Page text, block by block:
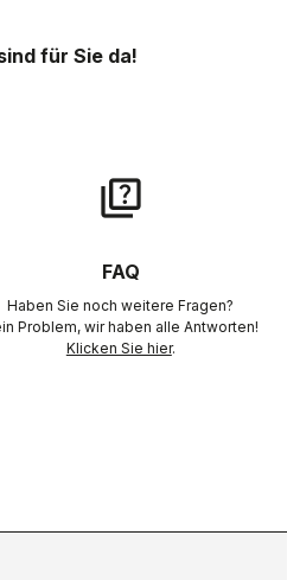
für Sie da!
quiz
FAQ
Haben Sie noch weitere Fragen?
Problem, wir haben alle Antworten!
Klicken Sie hier.